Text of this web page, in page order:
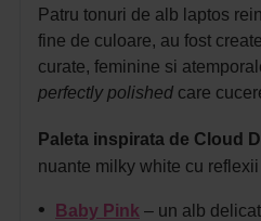
Patru tonuri de alb laptos
fine de culoare, au fost
curate, feminine si
perfectly polished care
Paleta inspirata de Cloud
nuante milky white cu
• Baby Pink – un alb